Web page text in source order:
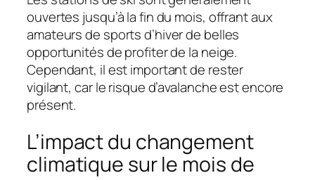
ouvertes jusqu’à la fin du mois, offrant aux
amateurs de sports d’hiver de belles
opportunités de profiter de la neige.
Cependant, il est important de rester
vigilant, car le risque d’avalanche est encore
présent.
L’impact du changement
climatique sur le mois de